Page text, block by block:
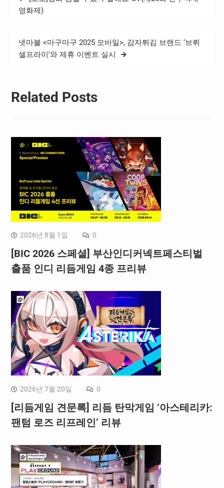
로 오는 12월 23일과 30일에
후 3시 20분) 교육이 진행된
다. 세부 활동으로는 ▲게임
역사 알아보기 ▲게임 캐릭
년부터 4학년 학생이라면 누
탐영화제)
넷마블 <마구마구 2025 모바일>, 감자튀김 브랜드 ‘브뤼
셀프라이’와 제휴 이벤트 실시
Related Posts
2026년 8월 1일 0
[BIC 2026 스페셜] 부산인디커넥트페스티벌
출품 인디 리듬게임 4종 프리뷰
2026년 7월 20일 0
[리듬게임 견문록] 리듬 탄막게임 ‘아스테리카:
팬텀 로즈 리프레인’ 리뷰